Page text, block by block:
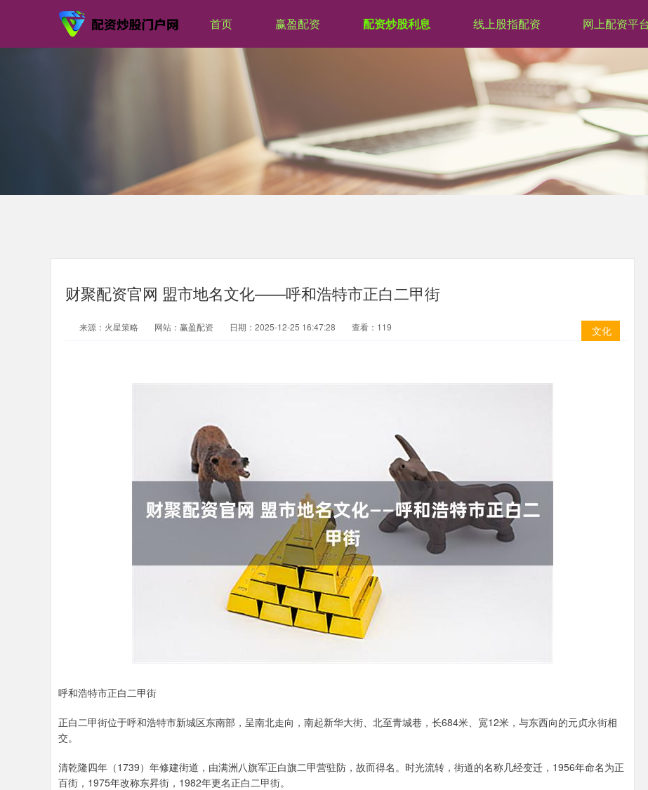
首页 赢盈配资 配资炒股利息 线上股指配资 网上配资平
财聚配资官网 盟市地名文化——呼和浩特市正白二甲街
文化
来源：火星策略 网站：赢盈配资 日期：2025-12-25 16:47:28 查看：119
呼和浩特市正白二甲街
正白二甲街位于呼和浩特市新城区东南部，呈南北走向，南起新华大街、北至青城巷，长684米、宽12米，与东西向的元贞永街相
交。
清乾隆四年（1739）年修建街道，由满洲八旗军正白旗二甲营驻防，故而得名。时光流转，街道的名称几经变迁，1956年命名为正
百街，1975年改称东昇街，1982年更名正白二甲街。